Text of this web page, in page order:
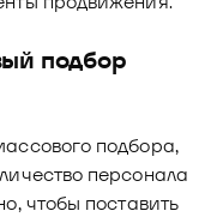
подбор
подбора,
персонала
чтобы поставить